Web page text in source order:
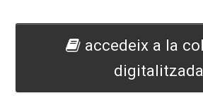
accedeix a la
digitalitzada